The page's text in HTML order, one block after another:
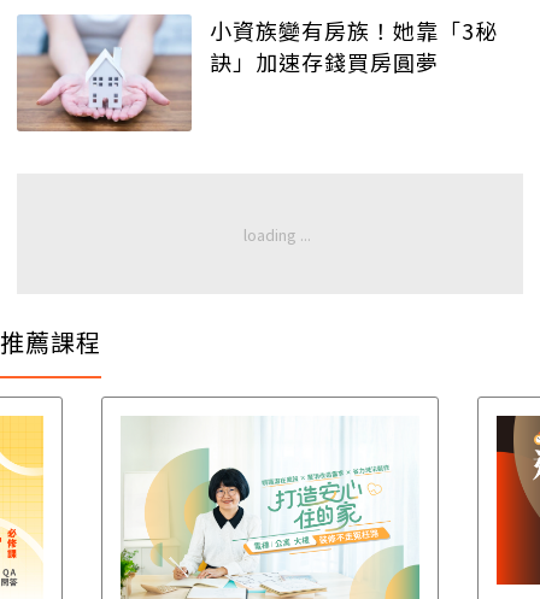
小資族變有房族！她靠「3秘
訣」加速存錢買房圓夢
推薦課程